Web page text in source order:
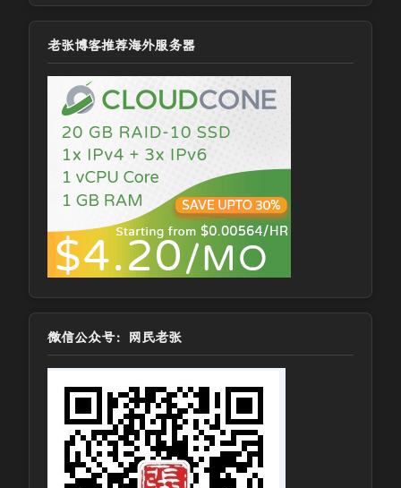
老张博客推荐海外服务器
微信公众号：网民老张